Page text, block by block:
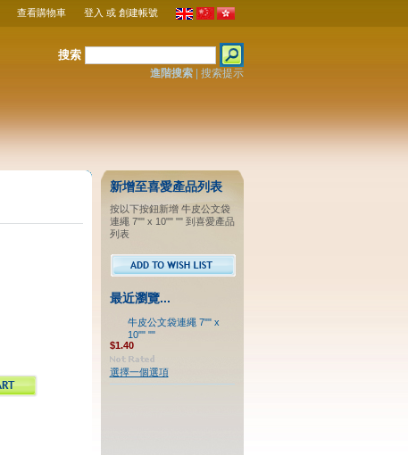
查看購物車 登入 或 創建帳號
搜索
進階搜索| 搜索提示
新增至喜愛產品列表
按以下按鈕新增 牛皮公文袋
連繩 7"" x 10"" "" 到喜愛產品
列表
最近瀏覽...
牛皮公文袋連繩 7"" x
10"" ""
$1.40
選擇一個選項